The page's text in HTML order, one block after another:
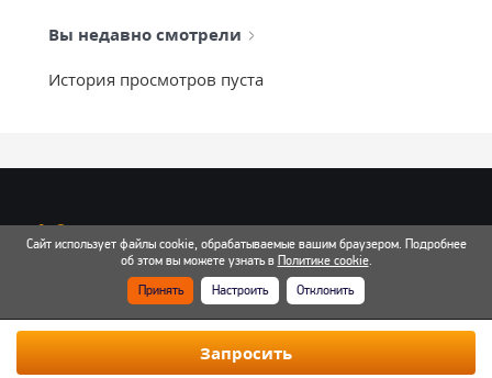
Запросить
Вы недавно смотрели
История просмотров пуста
info@mixtcar.ru
Почта для связи
Все контакты
Сайт использует файлы cookie, обрабатываемые вашим браузером. Подробнее
об этом вы можете узнать в Политике cookie.
Принять
Настроить Отклонить